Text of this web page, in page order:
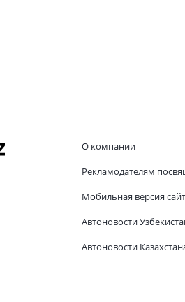
О компании
Рекламодателям
Мобильная версия
Автоновости
Автоновости